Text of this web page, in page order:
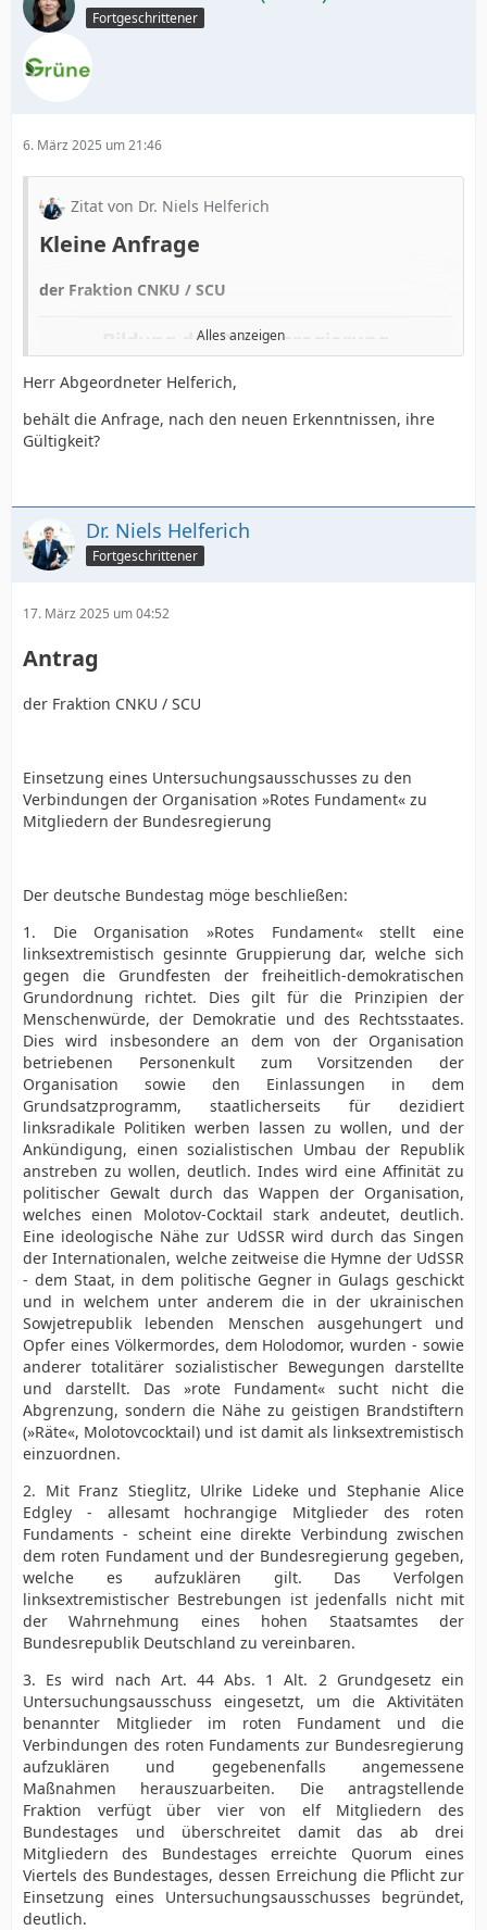
Fortgeschrittener
6. März 2025 um 21:46
Zitat von Dr. Niels Helferich
Kleine Anfrage
der Fraktion CNKU / SCU
Bildung der Bundesregierung
Wir fragen den Bundeskanzler der Bundesrepublik
1. Warum wurde dem Bundespräsidenten, soweit
2. Werden Vorschläge zur Ernennung von
Bundesministern zeitnahe erfolgen? Wenn ja, wann?
Wenn nein, warum nicht?
dass die Bundesregierung zum gegenwärtigen
Zeitpunkt nur aus seiner Person gebildet wird, mit
Blick auf die Handlungsfähigkeit ebenjener und die
internationaler Bühne?
Bundesregierung stützen, insofern dies bereits
vereinbart wurde? Sofern dies vereinbart wurde:
Wann ist mit der Veröffentlichung des
Koalitionsvertrages zu rechnen? Sofern dies nicht
Berlin, den 06. März 2025
Dr. Niels Helferich und Fraktion
Alles anzeigen
Herr Abgeordneter Helferich,
behält die Anfrage, nach den neuen Erkenntnissen, ihre
Gültigkeit?
Dr. Niels Helferich
Fortgeschrittener
17. März 2025 um 04:52
Antrag
der Fraktion CNKU / SCU
Einsetzung eines Untersuchungsausschusses zu den
Verbindungen der Organisation »Rotes Fundament« zu
Mitgliedern der Bundesregierung
Der deutsche Bundestag möge beschließen:
1. Die Organisation »Rotes Fundament« stellt eine
linksextremistisch gesinnte Gruppierung dar, welche sich
gegen die Grundfesten der freiheitlich-demokratischen
Grundordnung richtet. Dies gilt für die Prinzipien der
Menschenwürde, der Demokratie und des Rechtsstaates.
Dies wird insbesondere an dem von der Organisation
betriebenen Personenkult zum Vorsitzenden der
Organisation sowie den Einlassungen in dem
Grundsatzprogramm, staatlicherseits für dezidiert
linksradikale Politiken werben lassen zu wollen, und der
Ankündigung, einen sozialistischen Umbau der Republik
anstreben zu wollen, deutlich. Indes wird eine Affinität zu
politischer Gewalt durch das Wappen der Organisation,
welches einen Molotov-Cocktail stark andeutet, deutlich.
Eine ideologische Nähe zur UdSSR wird durch das Singen
der Internationalen, welche zeitweise die Hymne der UdSSR
- dem Staat, in dem politische Gegner in Gulags geschickt
und in welchem unter anderem die in der ukrainischen
Sowjetrepublik lebenden Menschen ausgehungert und
Opfer eines Völkermordes, dem Holodomor, wurden - sowie
anderer totalitärer sozialistischer Bewegungen darstellte
und darstellt. Das »rote Fundament« sucht nicht die
Abgrenzung, sondern die Nähe zu geistigen Brandstiftern
(»Räte«, Molotovcocktail) und ist damit als linksextremistisch
einzuordnen.
2. Mit Franz Stieglitz, Ulrike Lideke und Stephanie Alice
Edgley - allesamt hochrangige Mitglieder des roten
Fundaments - scheint eine direkte Verbindung zwischen
dem roten Fundament und der Bundesregierung gegeben,
welche es aufzuklären gilt. Das Verfolgen
linksextremistischer Bestrebungen ist jedenfalls nicht mit
der Wahrnehmung eines hohen Staatsamtes der
Bundesrepublik Deutschland zu vereinbaren.
3. Es wird nach Art. 44 Abs. 1 Alt. 2 Grundgesetz ein
Untersuchungsausschuss eingesetzt, um die Aktivitäten
benannter Mitglieder im roten Fundament und die
Verbindungen des roten Fundaments zur Bundesregierung
aufzuklären und gegebenenfalls angemessene
Maßnahmen herauszuarbeiten. Die antragstellende
Fraktion verfügt über vier von elf Mitgliedern des
Bundestages und überschreitet damit das ab drei
Mitgliedern des Bundestages erreichte Quorum eines
Viertels des Bundestages, dessen Erreichung die Pflicht zur
Einsetzung eines Untersuchungsausschusses begründet,
deutlich.